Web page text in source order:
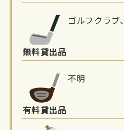
無料貸出品
ゴルフクラブ
有料貸出品
不明